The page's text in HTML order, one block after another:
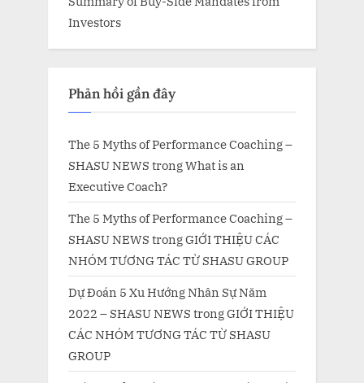
Investors
Phản hồi gần đây
The 5 Myths of Performance Coaching –
SHASU NEWS trongWhat is an
Executive Coach?
The 5 Myths of Performance Coaching –
SHASU NEWS trongGIỚI THIỆU CÁC
NHÓM TƯƠNG TÁC TỪ SHASU GROUP
Dự Đoán 5 Xu Hướng Nhân Sự Năm
2022 – SHASU NEWS trongGIỚI THIỆU
CÁC NHÓM TƯƠNG TÁC TỪ SHASU
GROUP